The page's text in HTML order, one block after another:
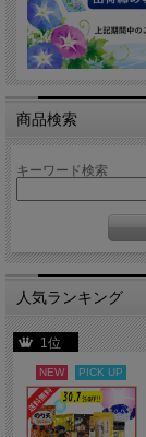
商品検索
キーワード検索
人気ランキング
1位
NEW PICK UP